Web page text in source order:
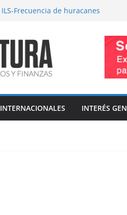
ILS-Frecuencia de huracanes
Respaldo a renovaciones
Fitch-Impulso a la innovación
INTERNACIONALES INTERÉS